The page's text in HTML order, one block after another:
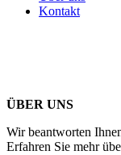
Kontakt
ÜBER UNS
Wir beantworten
Erfahren Sie mehr